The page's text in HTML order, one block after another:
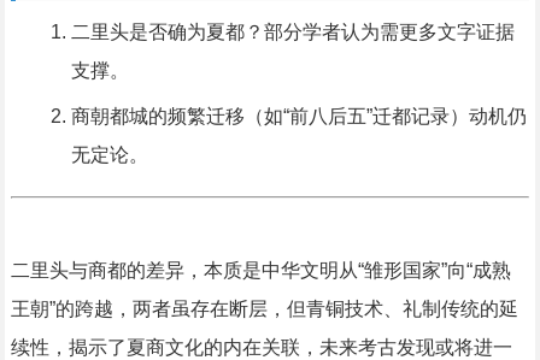
二里头是否确为夏都？部分学者认为需更多文字证据
支撑。
商朝都城的频繁迁移（如“前八后五”迁都记录）动机仍
无定论。
二里头与商都的差异，本质是中华文明从“雏形国家”向“成熟
王朝”的跨越，两者虽存在断层，但青铜技术、礼制传统的延
续性，揭示了夏商文化的内在关联，未来考古发现或将进一